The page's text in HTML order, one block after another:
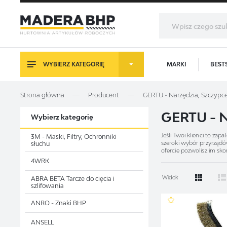
WYBIERZ KATEGORIĘ MARKI
Strona główna Producent GERTU - Narzędzia,
Wybierz kategorię
3M - Maski, Filtry, Ochronniki
słuchu
4WRK
ABRA BETA Tarcze do cięcia i
szlifowania
ANRO - Znaki BHP
ANSELL
GERTU -
Jeśli Twoi klienci to
szeroki wybór
ofercie pozwolisz im
nożyk z
Widok